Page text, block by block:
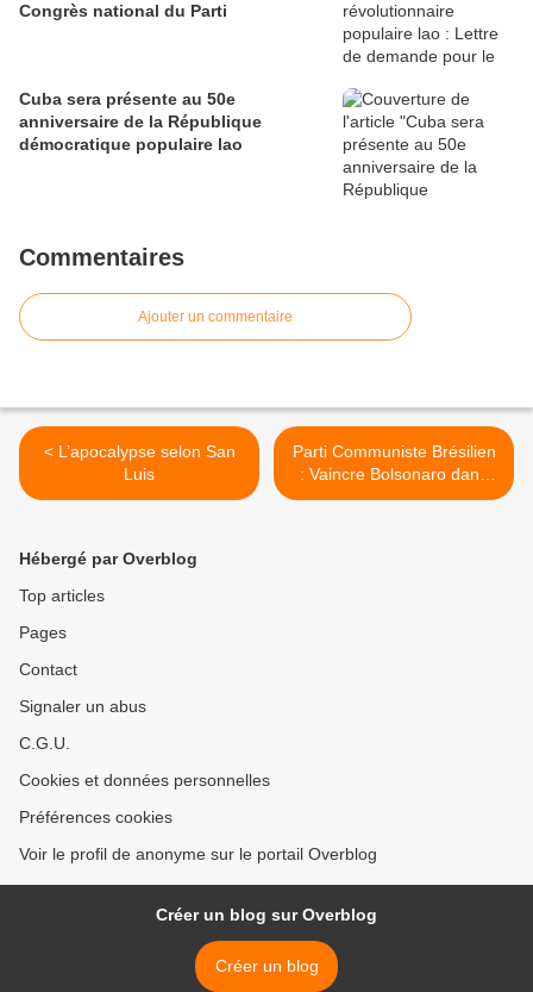
Congrès national du Parti
Cuba sera présente au 50e
anniversaire de la République
démocratique populaire lao
Commentaires
Ajouter un commentaire
< L’apocalypse selon San
Luis
Parti Communiste Brésilien
: Vaincre Bolsonaro dans
les urnes et construire le
Hébergé par Overblog
Top articles
Pages
Contact
Signaler un abus
C.G.U.
Cookies et données personnelles
Préférences cookies
Voir le profil de anonyme sur le portail Overblog
Créer un blog sur Overblog
Créer un blog